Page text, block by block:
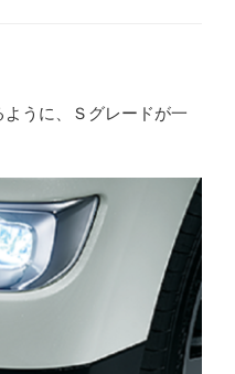
ように、Ｓグレードが一